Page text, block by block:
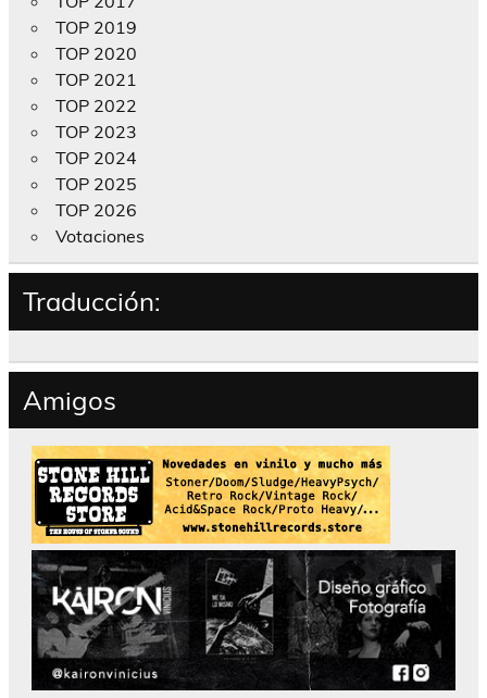
TOP 2019
TOP 2020
TOP 2021
TOP 2022
TOP 2023
TOP 2024
TOP 2025
TOP 2026
Votaciones
Traducción:
Amigos